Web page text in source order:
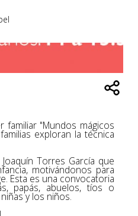
familiar "Mundos mágicos
exploran la técnica
Torres García que
motivándonos para
Esta es una convocatoria
papás, abuelos, tíos o
y los niños.